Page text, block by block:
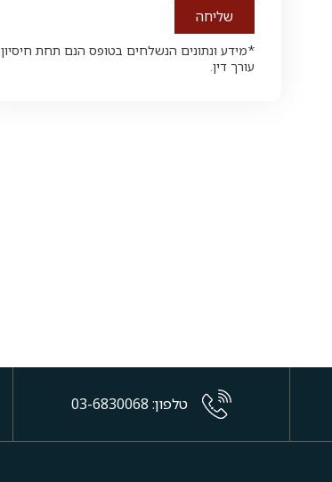
שליחה
*מידע ונתונים הנשלחים בטופס הנם תחת חיסיון
עורך דין.
טלפון: 03-6830068